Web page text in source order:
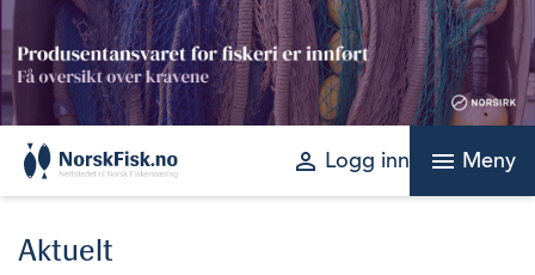
Skip
to
content
perm_identity Logg inn menu Meny
Aktuelt